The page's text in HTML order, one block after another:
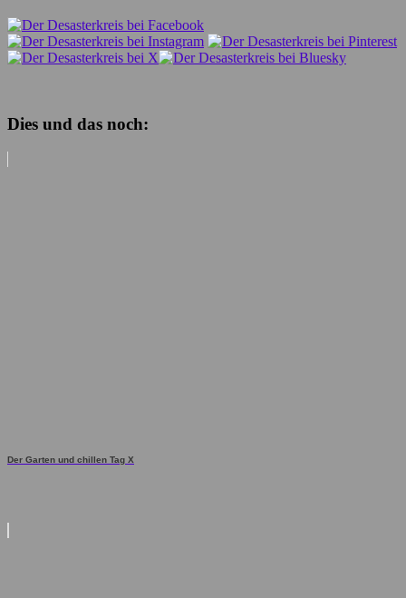
Dies und das noch:
Der Garten und chillen Tag X